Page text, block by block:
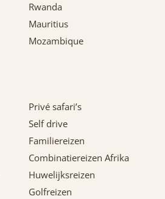
Rwanda
Mauritius
Mozambique
Privé safari’s
Self drive
Familiereizen
Combinatiereizen Afrika
Huwelijksreizen
Golfreizen